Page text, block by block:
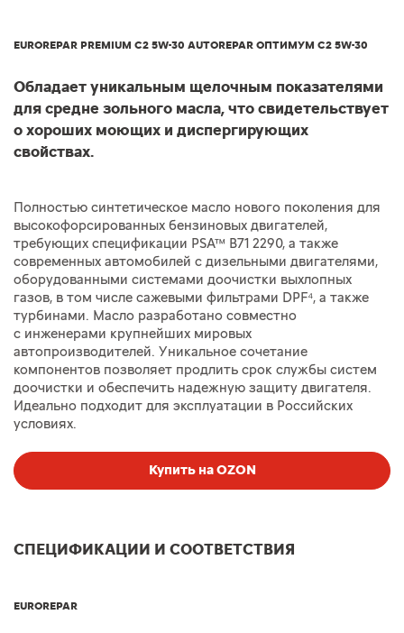
EUROREPAR PREMIUM C2 5W-30 AUTOREPAR ОПТИМУМ C2 5W-30
Обладает уникальным щелочным показателями
для средне зольного масла, что свидетельствует
о хороших моющих и диспергирующих
свойствах.
Полностью синтетическое масло нового поколения для
высокофорсированных бензиновых двигателей,
требующих спецификации PSA™ B71 2290, а также
современных автомобилей с дизельными двигателями,
оборудованными системами доочистки выхлопных
газов, в том числе сажевыми фильтрами DPF⁴, а также
турбинами. Масло разработано совместно
с инженерами крупнейших мировых
автопроизводителей. Уникальное сочетание
компонентов позволяет продлить срок службы систем
доочистки и обеспечить надежную защиту двигателя.
Идеально подходит для эксплуатации в Российских
условиях.
Купить на OZON
СПЕЦИФИКАЦИИ И СООТВЕТСТВИЯ
EUROREPAR